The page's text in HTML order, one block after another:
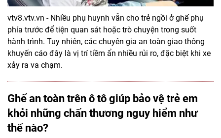
vtv8.vtv.vn - Nhiều phụ huynh vẫn cho trẻ ngồi ở ghế phụ
phía trước để tiện quan sát hoặc trò chuyện trong suốt
hành trình. Tuy nhiên, các chuyên gia an toàn giao thông
khuyến cáo đây là vị trí tiềm ẩn nhiều rủi ro, đặc biệt khi xe
xảy ra va chạm.
Ghế an toàn trên ô tô giúp bảo vệ trẻ em
khỏi những chấn thương nguy hiểm như
thế nào?